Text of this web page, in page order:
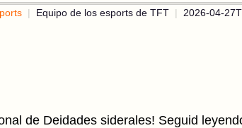
Equipo de los esports de TFT 2026-04-
de Deidades siderales! Seguid